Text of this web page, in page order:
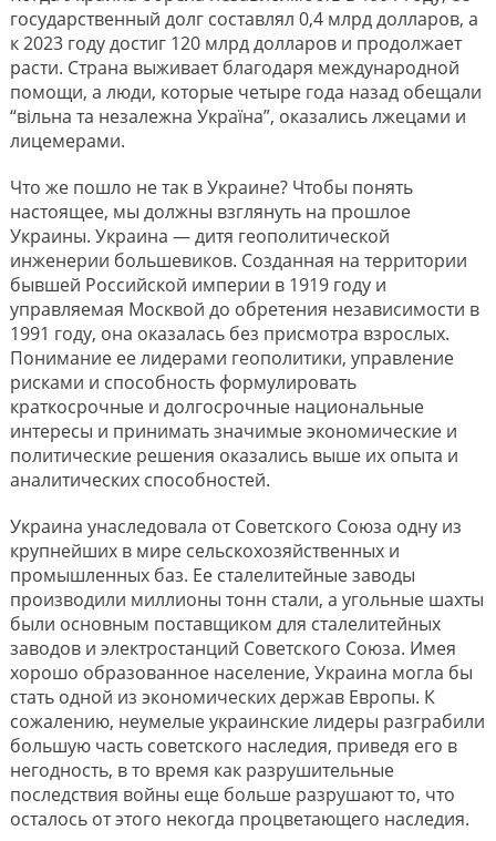
государственный долг составлял 0,4 млрд долларов, а
к 2023 году достиг 120 млрд долларов и продолжает
расти. Страна выживает благодаря международной
помощи, а люди, которые четыре года назад обещали
“вільна та незалежна Україна”, оказались лжецами и
лицемерами.
Что же пошло не так в Украине? Чтобы понять
настоящее, мы должны взглянуть на прошлое
Украины. Украина — дитя геополитической
инженерии большевиков. Созданная на территории
бывшей Российской империи в 1919 году и
управляемая Москвой до обретения независимости в
1991 году, она оказалась без присмотра взрослых.
Понимание ее лидерами геополитики, управление
рисками и способность формулировать
краткосрочные и долгосрочные национальные
интересы и принимать значимые экономические и
политические решения оказались выше их опыта и
аналитических способностей.
Украина унаследовала от Советского Союза одну из
крупнейших в мире сельскохозяйственных и
промышленных баз. Ее сталелитейные заводы
производили миллионы тонн стали, а угольные шахты
были основным поставщиком для сталелитейных
заводов и электростанций Советского Союза. Имея
хорошо образованное население, Украина могла бы
стать одной из экономических держав Европы. К
сожалению, неумелые украинские лидеры разграбили
большую часть советского наследия, приведя его в
негодность, в то время как разрушительные
последствия войны еще больше разрушают то, что
осталось от этого некогда процветающего наследия.